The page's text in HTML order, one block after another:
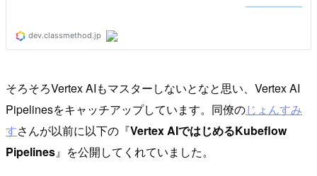
そろそろVertex AIもマスターしないとなと思い、Vertex AI
Pipelinesをキャッチアップしています。同僚のじょんすみ
すさんが以前に以下の『Vertex AIではじめるKubeflow
Pipelines』を公開してくれていました。